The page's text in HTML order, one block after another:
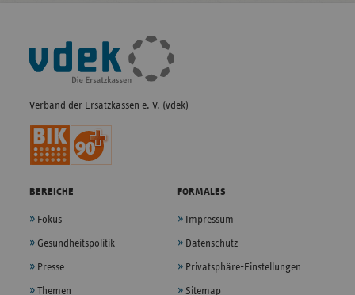
Fußleisten-
Navigation
Verband der Ersatzkassen e. V. (vdek)
BEREICHE
Fokus
Gesundheitspolitik
Presse
Themen
FORMALES
Impressum
Datenschutz
Privatsphäre-Einstellungen
Sitemap